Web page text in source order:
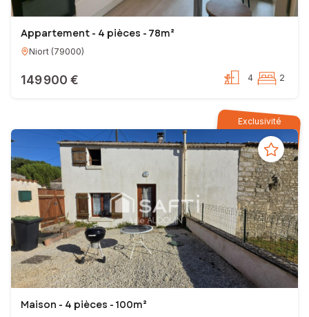
Appartement - 4 pièces - 78m²
Niort (79000)
149 900 € 4 2
Exclusivité
Maison - 4 pièces - 100m²